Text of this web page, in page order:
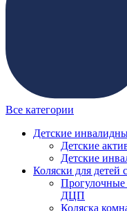
Все категории
Детские
Детские
Детские
Коляски для
Прогулочные
ДЦП
Коляска